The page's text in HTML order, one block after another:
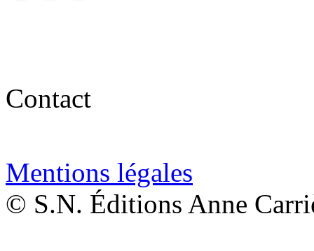
Contact
Mentions légales
© S.N. Éditions Anne